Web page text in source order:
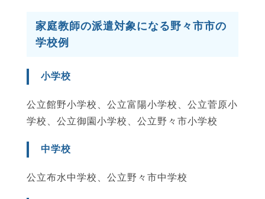
家庭教師の派遣対象になる野々市市の
学校例
小学校
公立館野小学校、公立富陽小学校、公立菅原小
学校、公立御園小学校、公立野々市小学校
中学校
公立布水中学校、公立野々市中学校